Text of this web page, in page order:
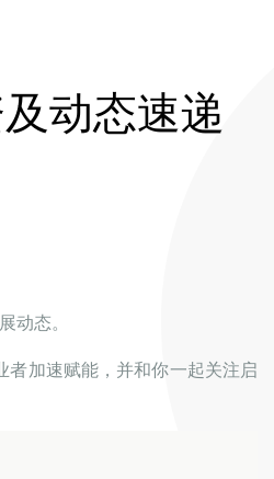
动态速递
动态。
者加速赋能，并和你一起关注启